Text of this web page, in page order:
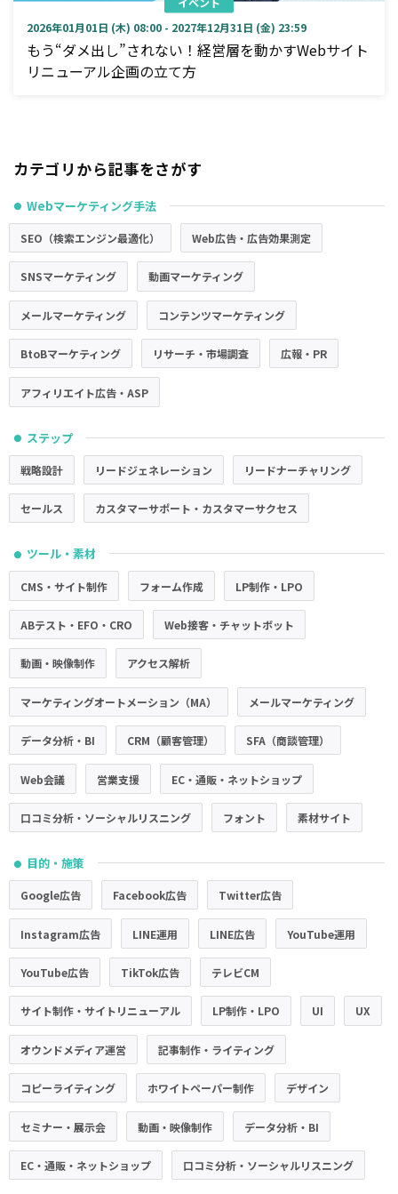
2026年01月01日 (木) 08:00 - 2027年12月31日 (金) 23:59
もう“ダメ出し”されない！経営層を動かすWebサイト
リニューアル企画の立て方
カテゴリから記事をさがす
● Webマーケティング手法
SEO（検索エンジン最適化） Web広告・広告効果測定
SNSマーケティング 動画マーケティング
メールマーケティング コンテンツマーケティング
BtoBマーケティング リサーチ・市場調査 広報・PR
アフィリエイト広告・ASP
● ステップ
戦略設計 リードジェネレーション リードナーチャリング
セールス カスタマーサポート・カスタマーサクセス
● ツール・素材
CMS・サイト制作 フォーム作成 LP制作・LPO
ABテスト・EFO・CRO Web接客・チャットボット
動画・映像制作 アクセス解析
マーケティングオートメーション（MA） メールマーケティング
データ分析・BI CRM（顧客管理） SFA（商談管理）
Web会議 営業支援 EC・通販・ネットショップ
口コミ分析・ソーシャルリスニング フォント 素材サイト
● 目的・施策
Google広告 Facebook広告 Twitter広告
Instagram広告 LINE運用 LINE広告 YouTube運用
YouTube広告 TikTok広告 テレビCM
サイト制作・サイトリニューアル LP制作・LPO UI UX
オウンドメディア運営 記事制作・ライティング
コピーライティング ホワイトペーパー制作 デザイン
セミナー・展示会 動画・映像制作 データ分析・BI
EC・通販・ネットショップ 口コミ分析・ソーシャルリスニング